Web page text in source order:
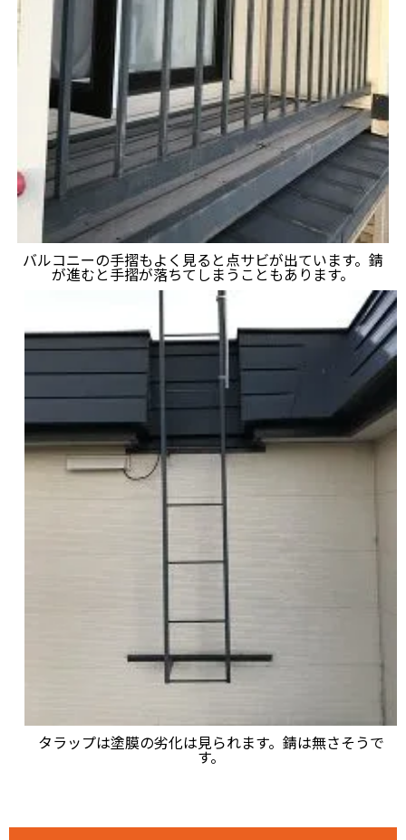
バルコニーの手摺もよく見ると点サビが出ています。錆
が進むと手摺が落ちてしまうこともあります。
タラップは塗膜の劣化は見られます。錆は無さそうで
す。